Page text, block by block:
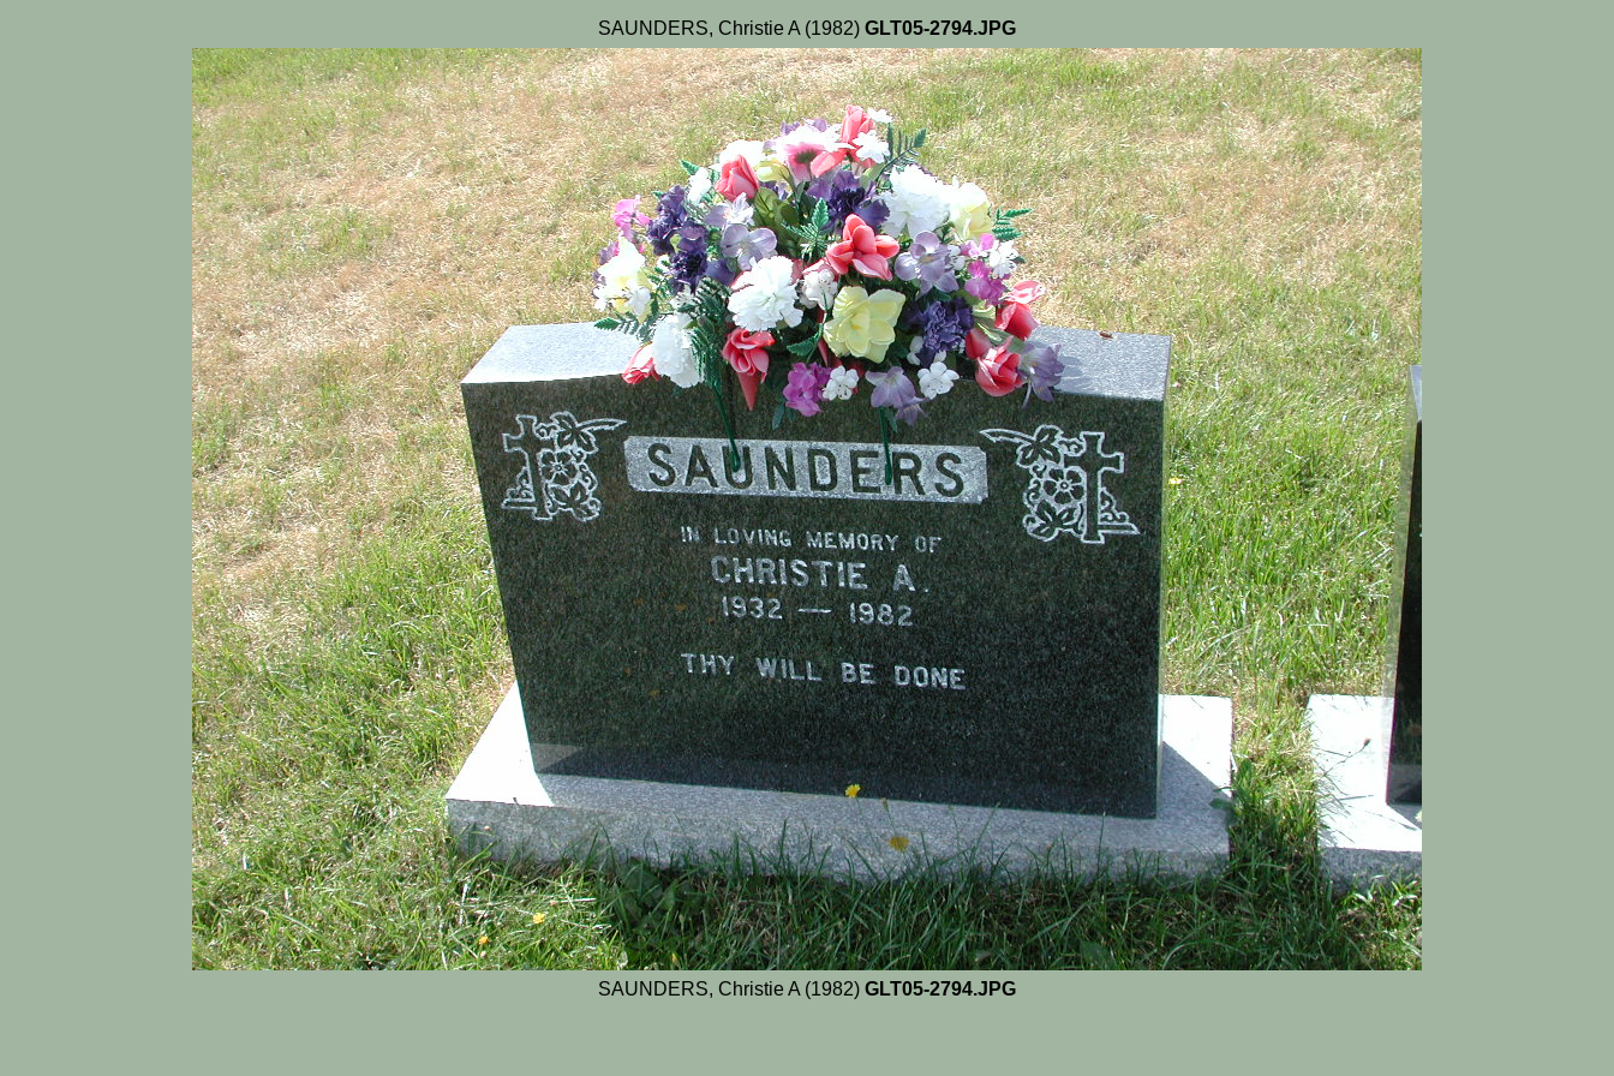
SAUNDERS, Christie A (1982) GLT05-2794.JPG
SAUNDERS, Christie A (1982) GLT05-2794.JPG